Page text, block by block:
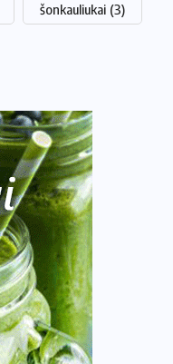
šonkauliukai (3)